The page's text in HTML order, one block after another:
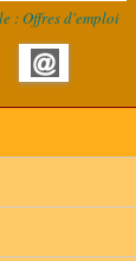
: Offres d'emploi